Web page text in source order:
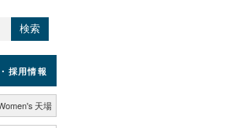
検索
・採用情報
天場